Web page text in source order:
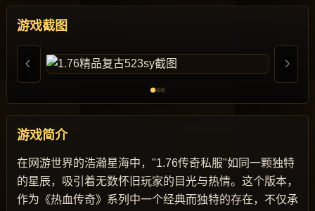
游戏截图
游戏简介
在网游世界的浩瀚星海中，"1.76传奇私服"如同一颗独特
的星辰，吸引着无数怀旧玩家的目光与热情。这个版本，
作为《热血传奇》系列中一个经典而独特的存在，不仅承